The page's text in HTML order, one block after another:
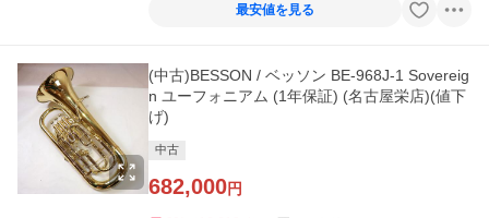
最安値を見る
(中古)BESSON / ベッソン BE-968J-1 Sovereig
n ユーフォニアム (1年保証) (名古屋栄店)(値下
げ)
中古
682,000円